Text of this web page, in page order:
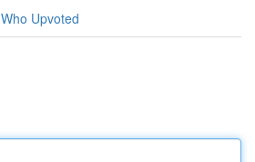
Who Upvoted